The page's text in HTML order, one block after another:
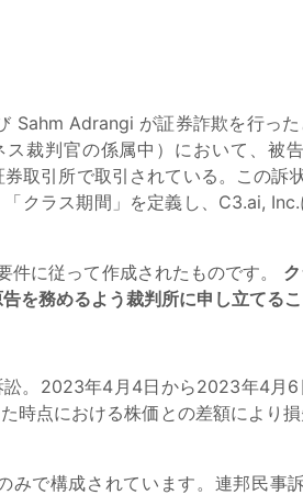
Adrangi が証券詐欺を行った
裁判官の係属中）において、被
取引所で取引されている。この訴
クラス期間」を定義し、C3.ai,
に従って作成されたものです。
務めるよう裁判所に申し立てるこ
。2023年4月4日から2023年4月
時点における株価との差額により
で構成されています。連邦民事訴